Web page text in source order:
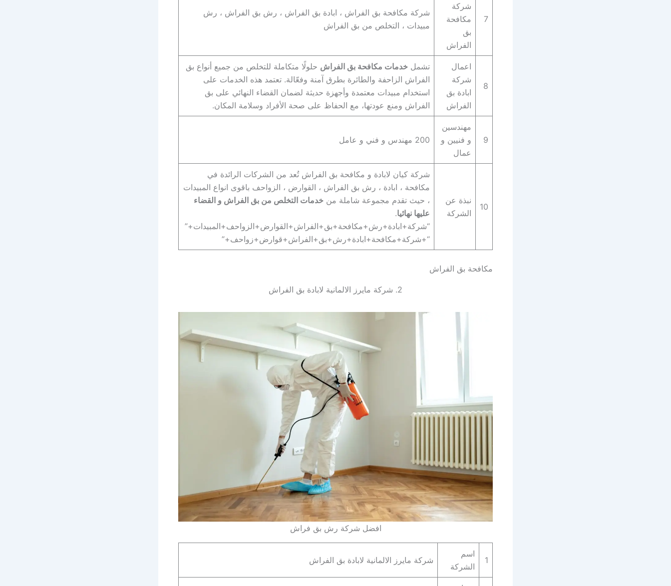
7
شركة
مكافحة
بق
الفراش
شركة مكافحة بق الفراش ، ابادة بق الفراش ، رش بق الفراش ، رش
مبيدات ، التخلص من بق الفراش
8
اعمال
شركة
ابادة بق
الفراش
تشمل خدمات مكافحة بق الفراش حلولًا متكاملة للتخلص من جميع أنواع بق
الفراش الزاحفة والطائرة بطرق آمنة وفعّالة. تعتمد هذه الخدمات على
استخدام مبيدات معتمدة وأجهزة حديثة لضمان القضاء النهائي على بق
الفراش ومنع عودتها، مع الحفاظ على صحة الأفراد وسلامة المكان.
9
مهندسين
و فنيين و
عمال
200 مهندس و فني و عامل
10
نبذة عن
الشركة
شركة كيان لابادة و مكافحة بق الفراش تُعد من الشركات الرائدة في
مكافحة ، ابادة ، رش بق الفراش ، القوارض ، الزواحف باقوى انواع المبيدات
، حيث تقدم مجموعة شاملة من خدمات التخلص من بق الفراش و القضاء
عليها نهائيا.
“شركة+ابادة+رش+مكافحة+بق+الفراش+القوارض+الزواحف+المبيدات+”
“+شركة+مكافحة+ابادة+رش+بق+الفراش+قوارض+زواحف+”
مكافحة بق الفراش
2. شركة مايرز الالمانية لابادة بق الفراش
افضل شركة رش بق فراش
1
اسم
الشركة
شركة مايرز الالمانية لابادة بق الفراش